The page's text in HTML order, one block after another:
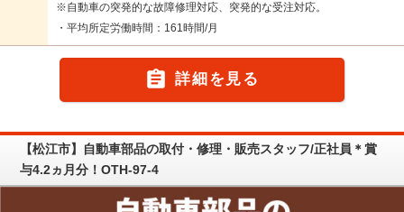
※自動車の突発的な故障修理対応、突発的な受注対応。
・平均所定労働時間：161時間/月
 詳細を見る
【松江市】自動車部品の取付・修理・販売スタッフ/正社員＊賞
与4.2ヵ月分！OTH-97-4